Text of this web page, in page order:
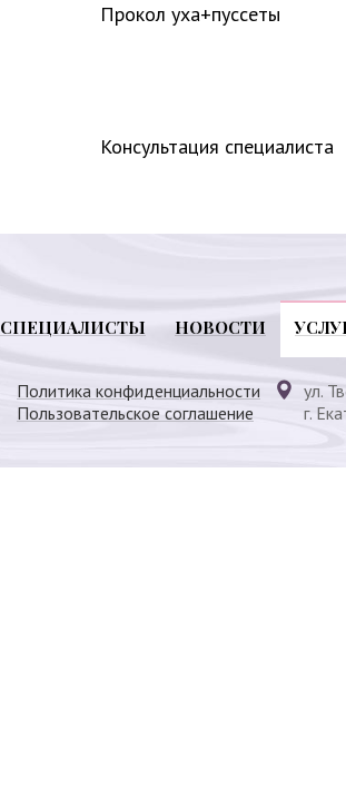
Прокол уха+пуссеты
Консультация специалиста
СПЕЦИАЛИСТЫ НОВОСТИ
Политика конфиденциальности
Пользовательское соглашение
ул.
г.